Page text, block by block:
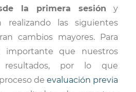
la primera sesión y
realizando las siguientes
cambios mayores. Para
importante que nuestros
resultados, por lo que
de evaluación previa